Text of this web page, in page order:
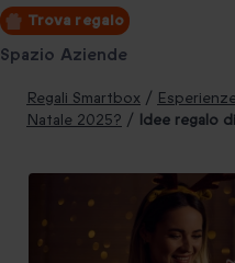
Trova regalo
Spazio Aziende
Regali Smartbox /
Natale 2025? / Idee regalo